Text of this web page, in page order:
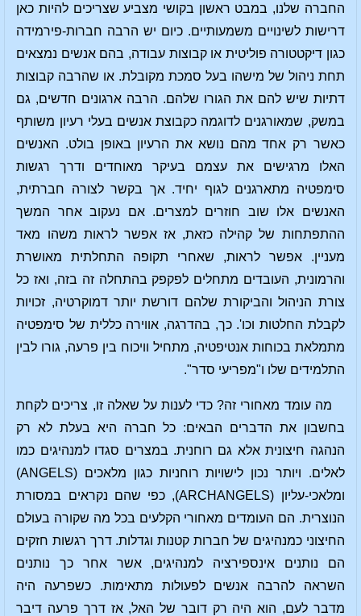
החברה שלנו, במבט ראשון בקושי מצביע שצריכים להיות כאן
דרישות לשינויים משמעותיים. כיום יש הרבה חברות-פירמידה
כגון דיקטטורה פוליטית או קבוצות עבודה, בהם אנשים נמצאים
תחת ניהול של מישהו בעל סמכת מקובלת. או שהרבה קבוצות
דתיות שיש להם את הגורו שלהם. הרבה ארגונים חדשים, גם
במשק, שמאורגנים לדוגמה כקבוצת אנשים בעלי רעיון משותף
כאשר רק אחד מהם נושא את הרעיון באופן בולט. האנשים
האלו מרגישים את עצמם בעיקר מאוחדים ודרך רגשות
סימפטיה מתארגנים לגוף יחיד. אך בקשר לצורה חברתית,
האנשים אלו שוב חוזרים למצרים. אם נעקוב אחר המשך
ההתפתחות של קהילה כזאת, אז אפשר לראות משהו מאד
מעניין. אפשר לראות, שאחרי תקופה התחלתית מאושרת
והרמונית, העובדים מתחלים לפקפק בהתחלה זה בזה, ואז כל
צורת הניהול והביקורת שלהם דורשת יותר דמוקרטיה, זכויות
לקבלת החלטות וכו'. כך, בהדרגה, אווירה כללית של סימפטיה
מתמלאת בכוחות אנטיפטיה, מתחיל וויכוח בין פרעה, גורו לבין
התלמידים שלו ו"מפריעי סדר".
מה עומד מאחורי זה? כדי לענות על שאלה זו, צריכים לקחת
בחשבון את הדברים הבאים: כל חברה היא בעלת לא רק
הנהגה חיצונית אלא גם רוחנית. במצרים סגדו למנהיגים כמו
לאלים. ויותר נכון לישויות רוחניות כגון מלאכים (ANGELS)
ומלאכי-עליון (ARCHANGELS), כפי שהם נקראים במסורת
הנוצרית. הם העומדים מאחורי הקלעים בכל מה שקורה בעולם
החיצוני כמנהיגים של חברות קטנות וגדלות. דרך רגשות חזקים
הם נותנים אינספירציה למנהיגים, אשר אחר כך נותנים
השראה להרבה אנשים לפעולות מתאימות. כשפרעה היה
מדבר לעם, הוא היה רק דובר של האל, אז דרך פרעה דיבר